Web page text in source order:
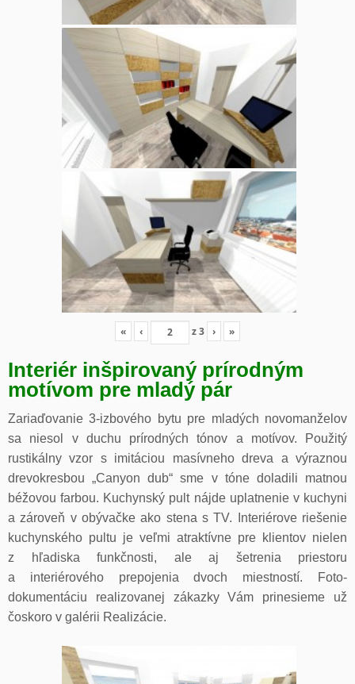
« ‹ z3 › »
Interiér inšpirovaný prírodným
motívom pre mladý pár
Zariaďovanie 3-izbového bytu pre mladých novomanželov
sa niesol v duchu prírodných tónov a motívov. Použitý
rustikálny vzor s imitáciou masívneho dreva a výraznou
drevokresbou „Canyon dub“ sme v tóne doladili matnou
béžovou farbou. Kuchynský pult nájde uplatnenie v kuchyni
a zároveň v obývačke ako stena s TV. Interiérove riešenie
kuchynského pultu je veľmi atraktívne pre klientov nielen
z hľadiska funkčnosti, ale aj šetrenia priestoru
a interiérového prepojenia dvoch miestností. Foto-
dokumentáciu realizovanej zákazky Vám prinesieme už
čoskoro v galérii Realizácie.